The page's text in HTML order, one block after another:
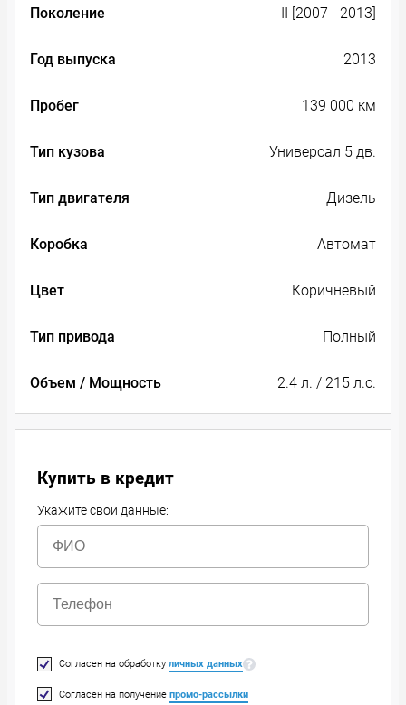
Поколение II [2007 - 2013]
Год выпуска 2013
Пробег 139 000 км
Тип кузова Универсал 5 дв.
Тип двигателя Дизель
Коробка Автомат
Цвет Коричневый
Тип привода Полный
Объем / Мощность 2.4 л. / 215 л.с.
Купить в кредит
Укажите свои данные:
Согласен на обработку личных данных
Согласен на получение промо-рассылки